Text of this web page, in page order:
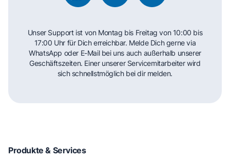
Unser Support ist von Montag bis Freitag von 10:00 bis
17:00 Uhr für Dich erreichbar. Melde Dich gerne via
WhatsApp oder E-Mail bei uns auch außerhalb unserer
Geschäftszeiten. Einer unserer Servicemitarbeiter wird
sich schnellstmöglich bei dir melden.
Produkte & Services